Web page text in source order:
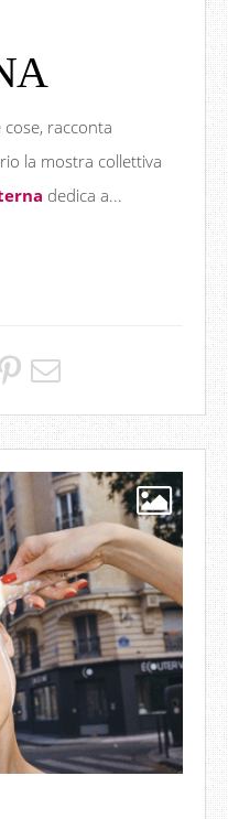
cose, racconta
la mostra collettiva
dedica a...